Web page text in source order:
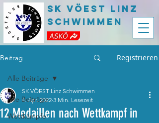
SK VÖEST LInz
Schwimmen
Beitrag Registrieren
Alle Beiträge
Wettkämpfe
Alle Beiträge
12 Medaillen nach Wettkampf in
SK VÖEST Linz Schwimmen
4. Apr. 2022 3 Min. Lesezeit